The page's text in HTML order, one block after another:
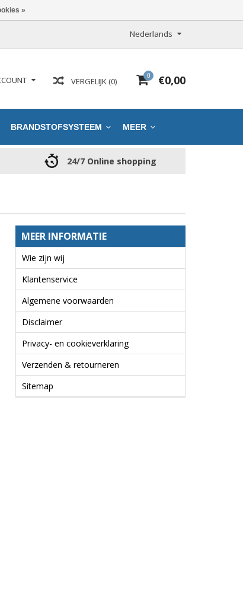
Nederlands
0 €0,00
VERGELIJK (0)
BRANDSTOFSYSTEEM MEER
24/7 Online shopping
MEER INFORMATIE
Wie zijn wij
Klantenservice
Algemene voorwaarden
Disclaimer
Privacy- en cookieverklaring
Verzenden & retourneren
Sitemap
»